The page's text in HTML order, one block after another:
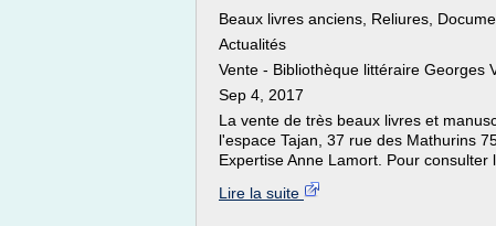
Beaux livres anciens, Reliures,
Actualités
Vente - Bibliothèque littéraire Georges
Sep 4, 2017
La vente de très beaux livres et
l'espace Tajan, 37 rue des Mathurins
Expertise Anne Lamort. Pour consulter
Lire la suite